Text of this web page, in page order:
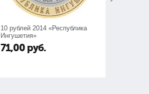
10 рублей 2014 «Республика
Ингушетия»
71,00 руб.